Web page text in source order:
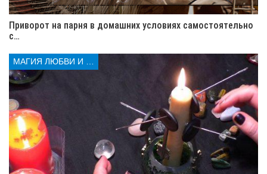
домашних условиях.
Место, где выполняется приворот
Закройтесь в своей спальне. Обустройте так, чтобы вас
никто не беспокоил. Выключите верхний и настольный
электрический свет. Пользуйтесь исключительно
свечами, которые зажгите от нового спичечного
коробка.
Как располагаются магические предметы,
участвующие в сексуальном привороте
Приворот на парня в домашних условиях самостоятельно
с…